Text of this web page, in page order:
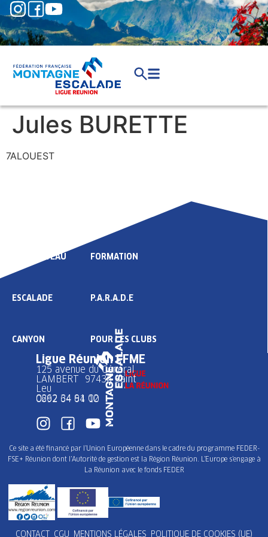
Jules BURETTE
7ALOUEST
HAUT NIVEAU
ESCALADE
CANYON
FORMATION
P.A.R.A.D.E
POUR LES CLUBS
Ligue Réunion FFME
125 avenue du Général
LAMBERT 97436 Saint
Leu
0262 34 91 02
0692 64 64 10
Ce site a été financé par l’Union Européenne dans le cadre du programme FEDER-
FSE+ Réunion dont l’Autorité de gestion est la Région Réunion. L’Europe s’engage à
La Réunion avec le fonds FEDER
CONTACT CGU MENTIONS LÉGALES POLITIQUE DE COOKIES (UE)